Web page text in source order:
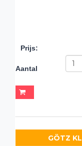
Prijs:
Aantal
GÖTZ